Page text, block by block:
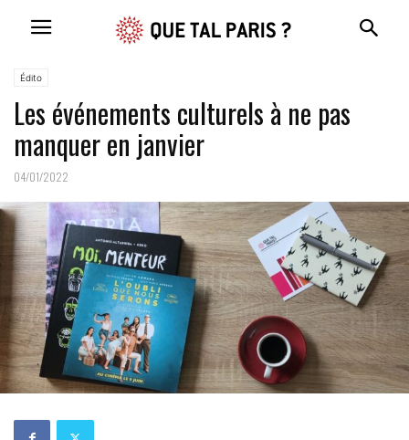
Édito
Les événements culturels à ne pas
manquer en janvier
04/01/2022